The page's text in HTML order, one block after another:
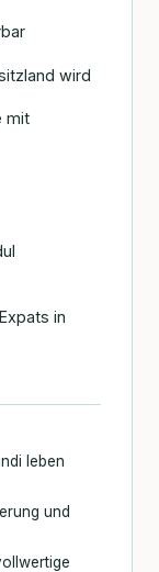
wird
mit
in
leben
und